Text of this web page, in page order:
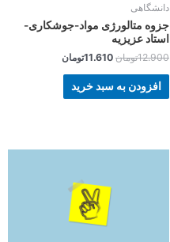
دانشگاهی
جزوه متالورژی مواد-جوشکاری-
استاد عزیزیه
12.900تومان 11.610تومان
افزودن به سبد خرید